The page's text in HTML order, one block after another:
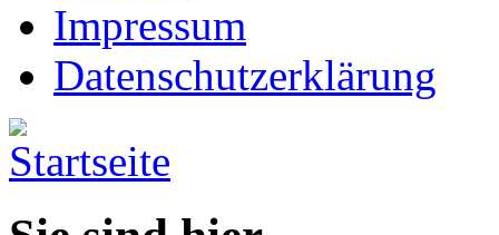
Impressum
Datenschutzerklärung